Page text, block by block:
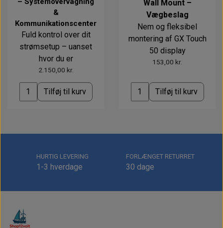
&
Kommunikationscenter
Fuld kontrol over dit
strømsetup – uanset
hvor du er
2.150,00 kr.
Tilføj til kurv
Wall Mount –
Vægbeslag
Nem og fleksibel
montering af GX Touch
50 display
153,00 kr.
Tilføj til kurv
HURTIG LEVERING
1-3 hverdage
FORLÆNGET RETURRET
30 dage